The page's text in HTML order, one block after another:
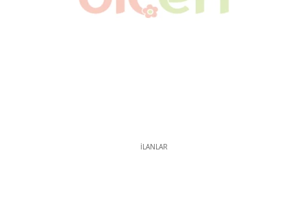
İLANLAR